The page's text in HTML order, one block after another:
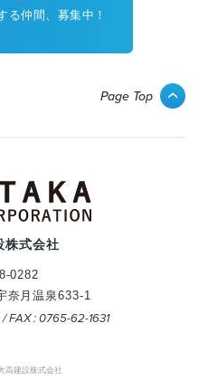
る仲間、募集中！
Page Top
株式会社
0282
奈月温泉633-1
FAX : 0765-62-1631
高建設株式会社